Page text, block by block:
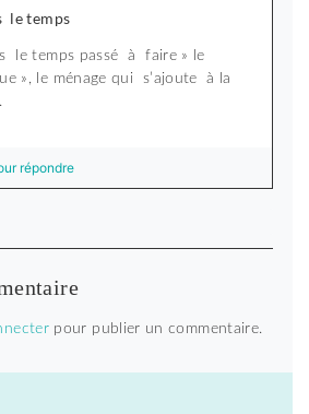
le temps
le temps passé à faire » le
», le ménage qui s’ajoute à la
répondre
pour publier un commentaire.